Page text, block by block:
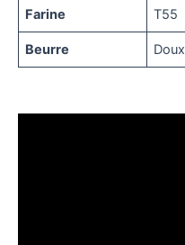
Farine T55
Beurre Doux